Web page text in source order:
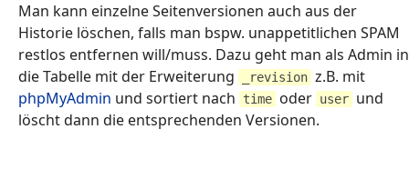
Man kann einzelne Seitenversionen auch aus der
Historie löschen, falls man bspw. unappetitlichen SPAM
restlos entfernen will/muss. Dazu geht man als Admin in
die Tabelle mit der Erweiterung
_revision z.B. mit
phpMyAdmin und sortiert nach time oder user und
löscht dann die entsprechenden Versionen.